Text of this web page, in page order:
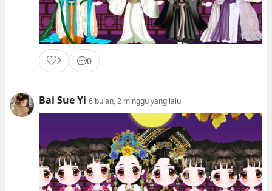
2 0
Bai Sue Yi 6 bulan, 2 minggu yang lalu